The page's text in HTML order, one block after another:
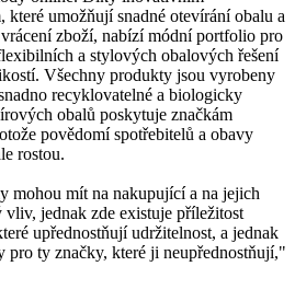
které umožňují snadné otevírání obalu a
zboží, nabízí módní portfolio pro
a stylových obalových řešení
Všechny produkty jsou vyrobeny
recyklovatelné a biologicky
obalů poskytuje značkám
povědomí spotřebitelů a obavy
rostou.
mohou mít na nakupující a na jejich
jednak zde existuje příležitost
upřednostňují udržitelnost, a jednak
pro ty značky, které ji neupřednostňují,"